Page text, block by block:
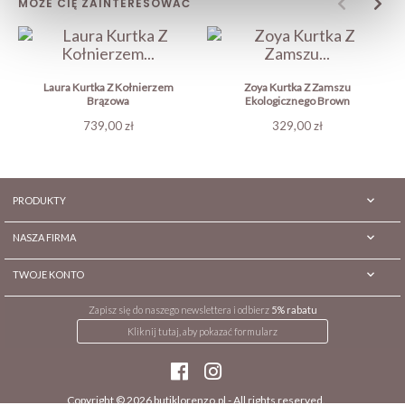
MOŻE CIĘ ZAINTERESOWAĆ
Laura Kurtka Z Kołnierzem
Brązowa
Cena
739,00 zł
Zoya Kurtka Z Zamszu
Ekologicznego Brown
Cena
329,00 zł
PRODUKTY 
NASZA FIRMA 
TWOJE KONTO 
Zapisz się do naszego newslettera i odbierz 5% rabatu
Kliknij tutaj, aby pokazać formularz
Copyright © 2026butiklorenzo.pl- All rights reserved.